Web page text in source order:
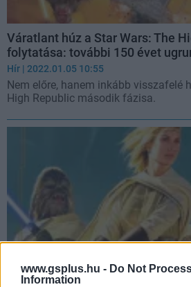
www.gsplus.hu - Do Not
Information
Váratlant húz a Star Wars: The
folytatása: további 150 évet
Hír | 2022.01.05 10:55
Nem előre, hanem inkább visszafelé
High Republic második fázisa.